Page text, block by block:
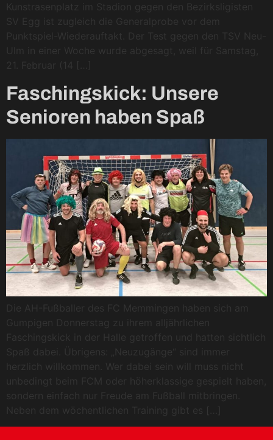
Kunstrasenplatz im Stadion gegen den Bezirksligisten
SV Egg ist zugleich die Generalprobe vor dem
Punktspiel-Wiederauftakt. Der Test gegen den TSV Neu-
Ulm in einer Woche wurde abgesagt, weil für Samstag,
21. Februar (14 […]
Faschingskick: Unsere
Senioren haben Spaß
Die AH-Fußballer des FC Memmingen haben sich am
Gumpigen Donnerstag zu ihrem alljährlichen
Faschingskick in der Halle getroffen und hatten sichtlich
Spaß dabei. Übrigens: „Neuzugänge“ sind immer
herzlich willkommen. Wer dabei sein will muss nicht
unbedingt beim FCM oder höherklassige gespielt haben,
sondern einfach nur Freude am Fußball mitbringen.
Neben dem wöchentlichen Training gibt es […]